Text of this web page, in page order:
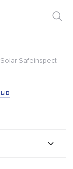
Solar Safeinspect